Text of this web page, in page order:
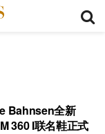
Bahnsen全新
360 I联名鞋正式